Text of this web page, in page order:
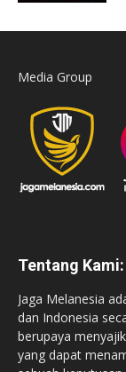
Media Group
Tentang Kami:
Jaga Melanesia
dan Indonesia
berupaya
yang dapat